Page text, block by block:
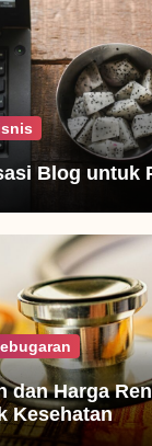
Blog untuk
dan Harga
Kesehatan